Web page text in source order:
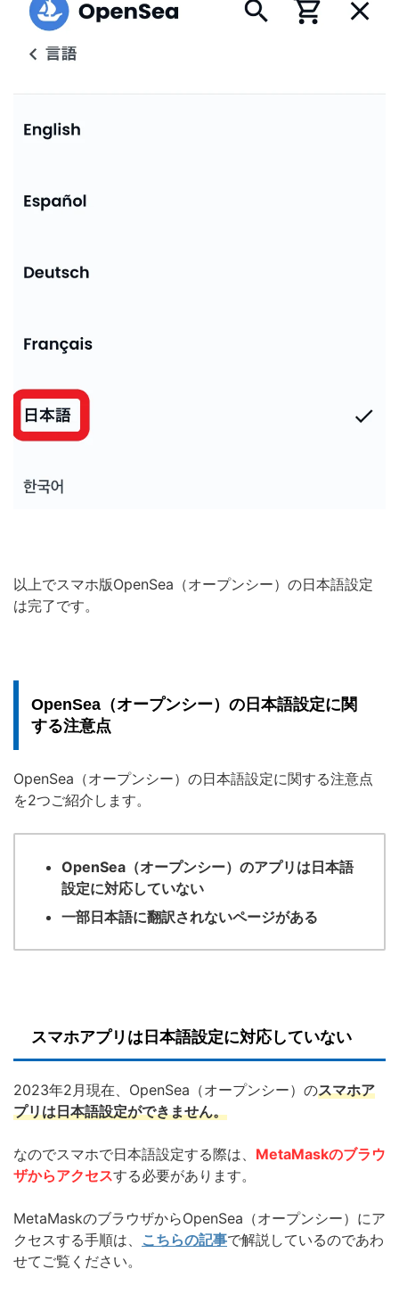
以上でスマホ版OpenSea（オープンシー）の日本語設定
は完了です。
OpenSea（オープンシー）の日本語設定に関
する注意点
OpenSea（オープンシー）の日本語設定に関する注意点
を2つご紹介します。
OpenSea（オープンシー）のアプリは日本語
設定に対応していない
一部日本語に翻訳されないページがある
スマホアプリは日本語設定に対応していない
2023年2月現在、OpenSea（オープンシー）のスマホア
プリは日本語設定ができません。
なのでスマホで日本語設定する際は、 MetaMaskのブラウ
ザからアクセスする必要があります。
MetaMaskのブラウザからOpenSea（オープンシー）にア
クセスする手順は、 こちらの記事で解説しているのであわ
せてご覧ください。